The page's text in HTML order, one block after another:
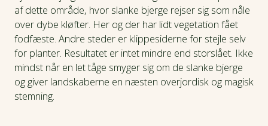
af dette område, hvor slanke bjerge rejser sig som nåle
over dybe kløfter. Her og der har lidt vegetation fået
fodfæste. Andre steder er klippesiderne for stejle selv
for planter. Resultatet er intet mindre end storslået. Ikke
mindst når en let tåge smyger sig om de slanke bjerge
og giver landskaberne en næsten overjordisk og magisk
stemning.